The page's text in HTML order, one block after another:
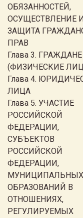
ОБЯЗАННОСТЕЙ,
ОСУЩЕСТВЛЕНИЕ
ЗАЩИТА
ПРАВ
Глава 3. ГРАЖДАНЕ
(ФИЗИЧЕСКИЕ
Глава 4.
ЛИЦА
Глава 5. УЧАСТИЕ
РОССИЙСКОЙ
ФЕДЕРАЦИИ,
СУБЪЕКТОВ
РОССИЙСКОЙ
ФЕДЕРАЦИИ,
МУНИЦИПАЛЬНЫХ
ОБРАЗОВАНИЙ В
ОТНОШЕНИЯХ,
РЕГУЛИРУЕМЫХ